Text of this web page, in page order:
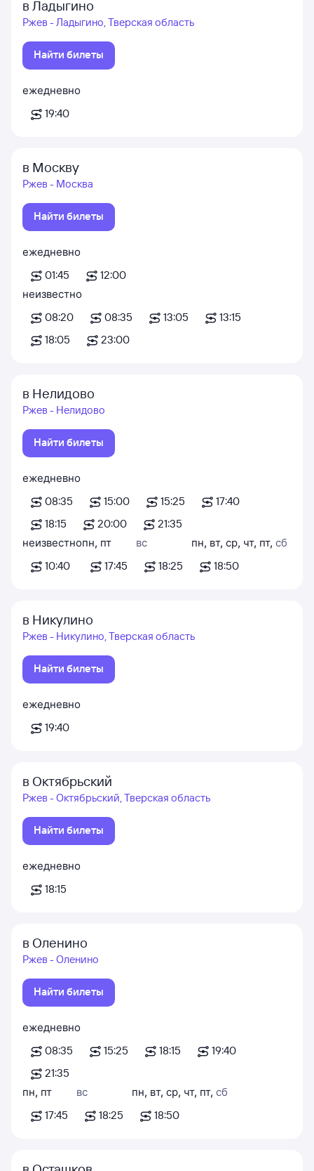
в Ладыгино
Ржев - Ладыгино, Тверская область
Найти билеты
ежедневно
19:40
в Москву
Ржев - Москва
Найти билеты
ежедневно
01:45
12:00
неизвестно
08:20
08:35 13:05
13:15
18:05
23:00
в Нелидово
Ржев - Нелидово
Найти билеты
ежедневно
08:35
15:00 15:25
17:40
18:15
20:00
21:35
неизвестно
10:40
пн, пт
17:45
вс
18:25
пн, вт, ср, чт, пт, сб
18:50
в Никулино
Ржев - Никулино, Тверская область
Найти билеты
ежедневно
19:40
в Октябрьский
Ржев - Октябрьский, Тверская область
Найти билеты
ежедневно
18:15
в Оленино
Ржев - Оленино
Найти билеты
ежедневно
08:35
15:25 18:15
19:40
21:35
пн, пт
17:45
вс
18:25
пн, вт, ср, чт, пт, сб
18:50